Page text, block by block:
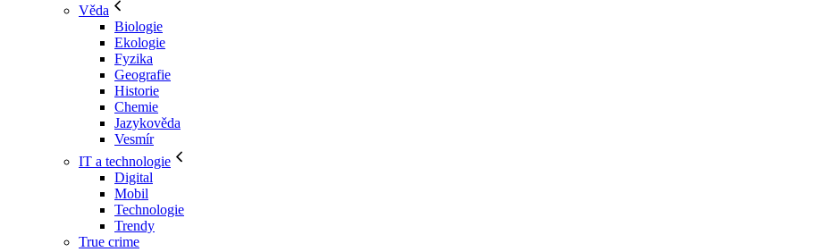
Věda
Biologie
Ekologie
Fyzika
Geografie
Historie
Chemie
Jazykověda
Vesmír
IT a technologie
Digital
Mobil
Technologie
Trendy
True crime